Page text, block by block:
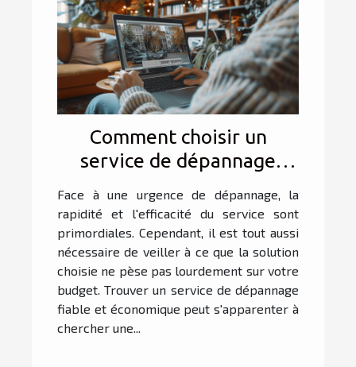
Comment choisir un
service de dépannage
Face à une urgence de dépannage, la
rapidité et l'efficacité du service sont
primordiales. Cependant, il est tout aussi
nécessaire de veiller à ce que la solution
choisie ne pèse pas lourdement sur votre
budget. Trouver un service de dépannage
fiable et économique peut s'apparenter à
chercher une...